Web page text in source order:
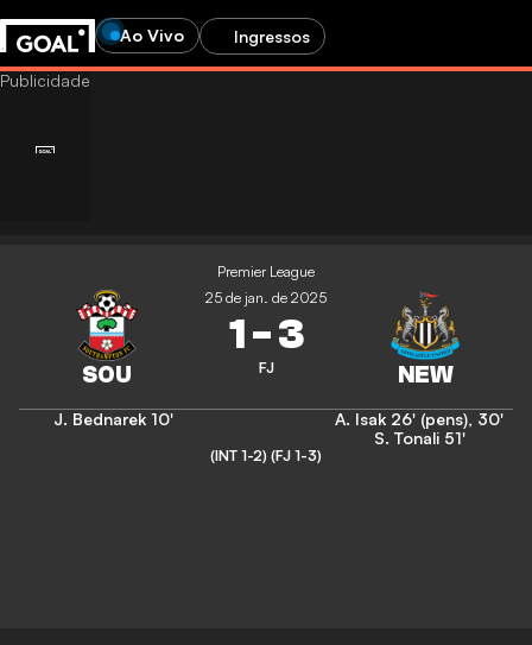
Ao Vivo Ingressos
Premier League
25 de jan. de 2025
1-3
FJ
J. Bednarek 10' A. Isak 26' (pens), 30'
S. Tonali 51'
(INT 1-2) (FJ 1-3)